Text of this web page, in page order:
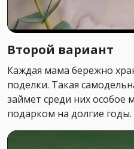
Второй вариант
Каждая мама бережно
поделки. Такая
займет среди них особое
подарком на долгие годы.
0:00